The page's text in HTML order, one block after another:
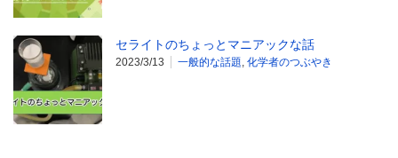
セライトのちょっとマニアックな話
2023/3/13 一般的な話題, 化学者のつぶやき